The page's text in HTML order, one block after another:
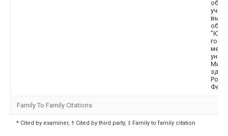
Family To Family Citations
* Cited by examiner, † Cited by third party, ‡ Family to family citation